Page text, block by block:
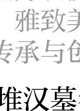
雅致
承
墓